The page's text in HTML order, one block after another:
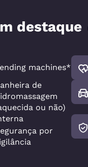
destaque
machines*
de
ou não)
por